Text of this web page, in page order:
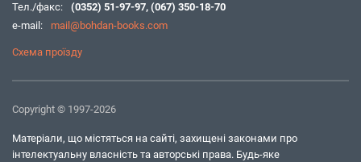
Тел./факс:
(0352) 51-97-97, (067) 350-18-70
e-mail:
mail@bohdan-books.com
Схема проїзду
Copyright © 1997-2026
Матеріали, що містяться на сайті, захищені законами про
інтелектуальну власність та авторські права. Будь-яке